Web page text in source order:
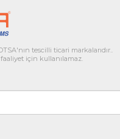
tescilli ticari markalarıdır..
için kullanılamaz.